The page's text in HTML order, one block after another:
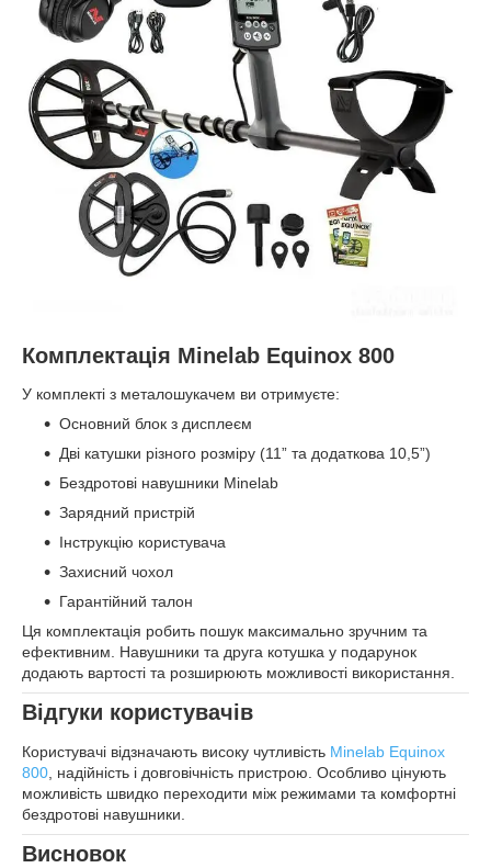
Комплектація Minelab Equinox 800
У комплекті з металошукачем ви отримуєте:
Основний блок з дисплеєм
Дві катушки різного розміру (11” та додаткова 10,5”)
Бездротові навушники Minelab
Зарядний пристрій
Інструкцію користувача
Захисний чохол
Гарантійний талон
Ця комплектація робить пошук максимально зручним та
ефективним. Навушники та друга котушка у подарунок
додають вартості та розширюють можливості використання.
Відгуки користувачів
Користувачі відзначають високу чутливість Minelab Equinox
800 , надійність і довговічність пристрою. Особливо цінують
можливість швидко переходити між режимами та комфортні
бездротові навушники.
Висновок